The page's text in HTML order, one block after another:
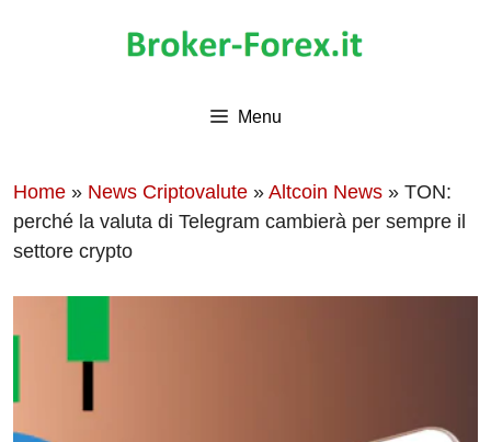
Menu
Home » News Criptovalute » Altcoin News » TON:
perché la valuta di Telegram cambierà per sempre il
settore crypto